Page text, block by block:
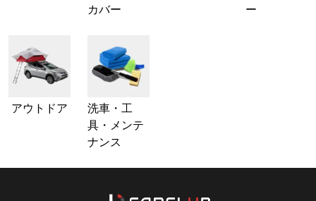
カバー
ー
アウトドア
洗車・工
具・メンテ
ナンス